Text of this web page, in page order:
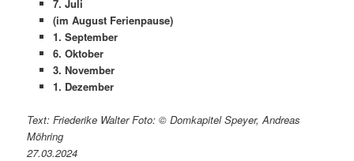
7. Juli
(im August Ferienpause)
1. September
6. Oktober
3. November
1. Dezember
Text: Friederike Walter Foto: © Domkapitel Speyer, Andreas
Möhring
27.03.2024